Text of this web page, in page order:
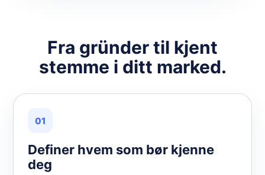
Fra gründer til kjent
stemme i ditt marked.
01
Definer hvem som bør kjenne
deg